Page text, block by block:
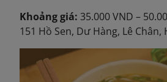
Khoảng giá: 35.000 VND –
151 Hồ Sen, Dư Hàng, Lê Chân,